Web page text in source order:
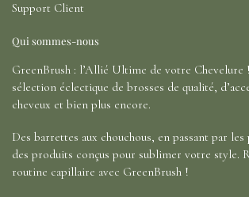
Support Client
Qui sommes-nous
GreenBrush : l’Allié Ultime de votre Chevelure
sélection éclectique de brosses de qualité,
cheveux et bien plus encore.
Des barrettes aux chouchous, en passant par
des produits conçus pour sublimer votre style.
routine capillaire avec GreenBrush !